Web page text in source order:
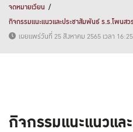
จดหมายเวียน
กิจกรรมแนะแนวและประชาสัมพันธ์ ร.ร.โพน
เผยแพร่วันที่ 25 สิงหาคม 2565 เวลา
กิจกรรมแนะแนวแ